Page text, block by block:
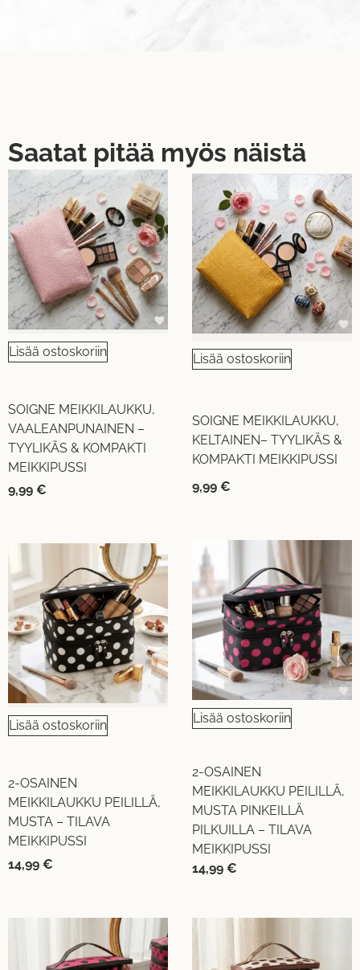
Saatat pitää myös näistä
Lisää ostoskoriin
SOIGNE MEIKKILAUKKU,
VAALEANPUNAINEN –
TYYLIKÄS & KOMPAKTI
MEIKKIPUSSI
9,99 €
Lisää ostoskoriin
SOIGNE MEIKKILAUKKU,
KELTAINEN– TYYLIKÄS &
KOMPAKTI MEIKKIPUSSI
9,99 €
Lisää ostoskoriin
2-OSAINEN
MEIKKILAUKKU PEILILLÄ,
MUSTA – TILAVA
MEIKKIPUSSI
14,99 €
Lisää ostoskoriin
2-OSAINEN
MEIKKILAUKKU PEILILLÄ,
MUSTA PINKEILLÄ
PILKUILLA – TILAVA
MEIKKIPUSSI
14,99 €